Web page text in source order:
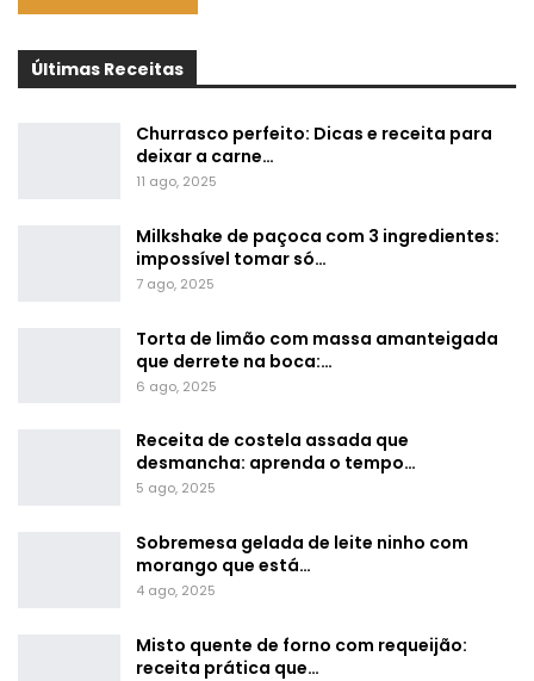
Últimas Receitas
Churrasco perfeito: Dicas e receita para
deixar a carne…
11 ago, 2025
Milkshake de paçoca com 3 ingredientes:
impossível tomar só…
7 ago, 2025
Torta de limão com massa amanteigada
que derrete na boca:…
6 ago, 2025
Receita de costela assada que
desmancha: aprenda o tempo…
5 ago, 2025
Sobremesa gelada de leite ninho com
morango que está…
4 ago, 2025
Misto quente de forno com requeijão:
receita prática que…